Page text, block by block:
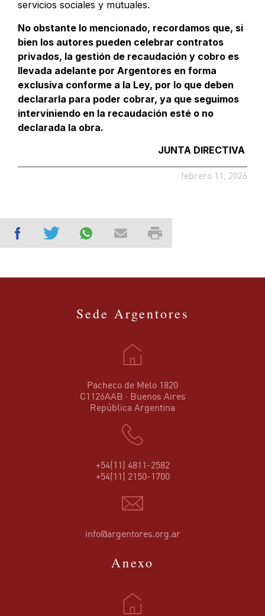
servicios sociales y mutuales.
No obstante lo mencionado, recordamos que, si
bien los autores pueden celebrar contratos
privados, la gestión de recaudación y cobro es
llevada adelante por Argentores en forma
exclusiva conforme a la Ley, por lo que deben
declararla para poder cobrar, ya que seguimos
interviniendo en la recaudación esté o no
declarada la obra.
JUNTA DIRECTIVA ‎
febrero 11, 2026
Sede Argentores
Pacheco de Melo 1820
C1126AAB · Buenos Aires
República Argentina
+54(11) 4811-2582
+54(11) 2150-1700
info@argentores.org.ar
Anexo